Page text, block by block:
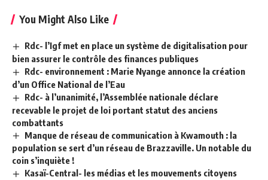
You Might Also Like
Rdc- l’Igf met en place un système de digitalisation pour
bien assurer le contrôle des finances publiques
Rdc- environnement : Marie Nyange annonce la création
d’un Office National de l’Eau
Rdc- à l’unanimité, l’Assemblée nationale déclare
recevable le projet de loi portant statut des anciens
combattants
Manque de réseau de communication à Kwamouth : la
population se sert d’un réseau de Brazzaville. Un notable du
coin s’inquiète !
Kasaï-Central- les médias et les mouvements citoyens